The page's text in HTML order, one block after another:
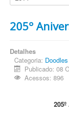
205º
Detalhes
Categoria:
Publicado: 08
Acessos: 896
205º